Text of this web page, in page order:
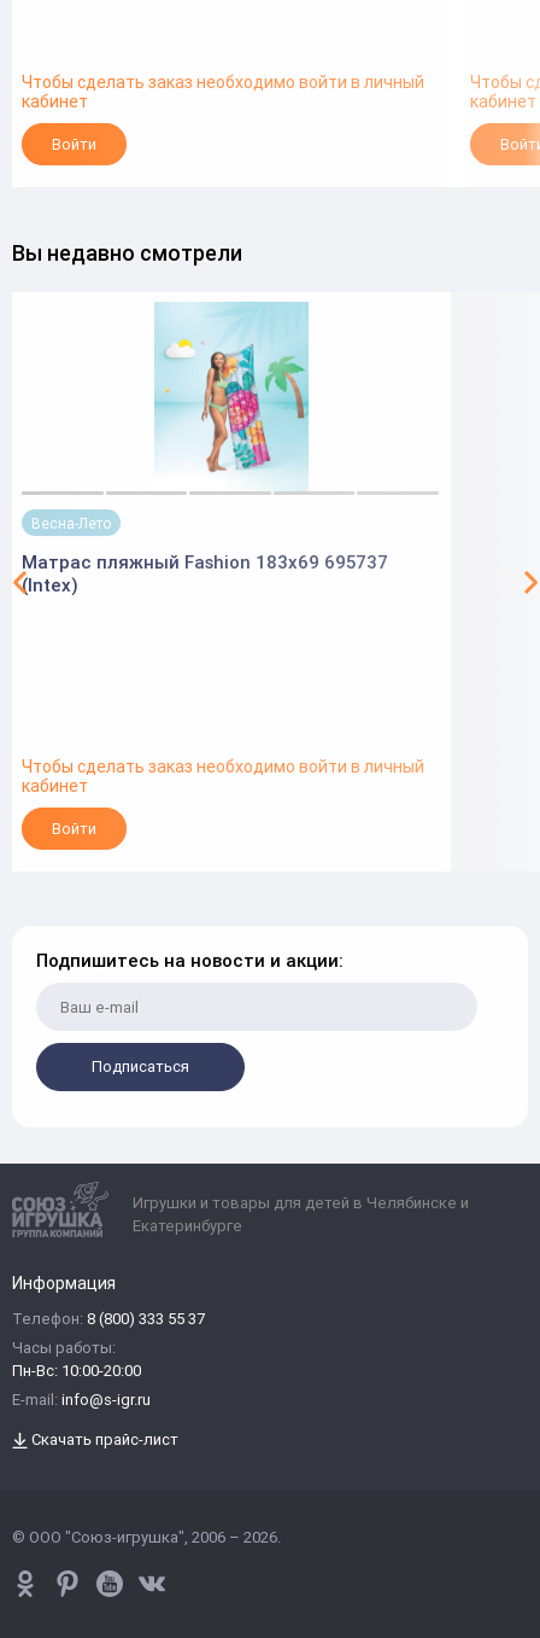
Чтобы сделать заказ необходимо войти в личный
кабинет
Войти
Чтобы
кабинет
Вы недавно смотрели
Весна-Лето
Матрас пляжный Fashion 183х69 695737
(Intex)
Чтобы сделать заказ необходимо войти в личный
кабинет
Войти
Подпишитесь на новости и акции:
Подписаться
Игрушки и товары для детей в Челябинске и
Екатеринбурге
Информация
Телефон: 8 (800) 333 55 37
Часы работы:
Пн-Вс: 10:00-20:00
E-mail: info@s-igr.ru
Скачать прайс-лист
© ООО "Союз-игрушка", 2006 – 2026.